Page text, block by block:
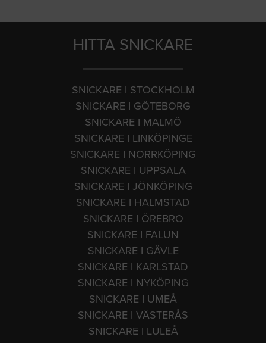
HITTA SNICKARE
SNICKARE I STOCKHOLM
SNICKARE I GÖTEBORG
SNICKARE I MALMÖ
SNICKARE I LINKÖPINGE
SNICKARE I NORRKÖPING
SNICKARE I UPPSALA
SNICKARE I JÖNKÖPING
SNICKARE I HALMSTAD
SNICKARE I ÖREBRO
SNICKARE I FALUN
SNICKARE I GÄVLE
SNICKARE I KARLSTAD
SNICKARE I NYKÖPING
SNICKARE I UMEÅ
SNICKARE I VÄSTERÅS
SNICKARE I LULEÅ